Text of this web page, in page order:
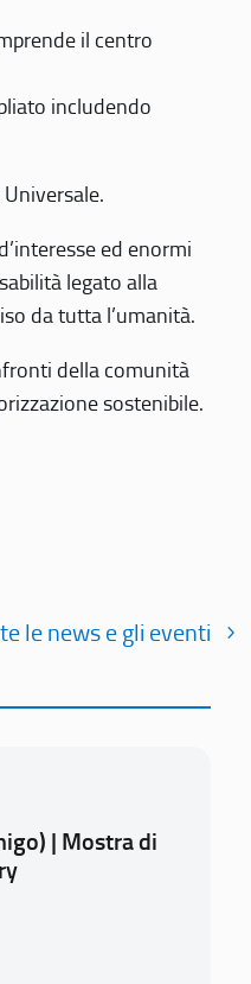
il centro
includendo
ed enormi
legato alla
da tutta l’umanità.
della comunità
sostenibile.
le news e gli eventi
| Mostra di